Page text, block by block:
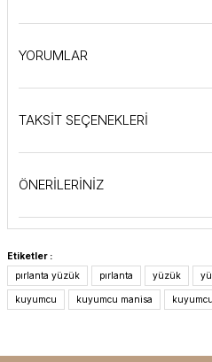
YORUMLAR
TAKSİT SEÇENEKLERİ
ÖNERİLERİNİZ
Etiketler :
pırlanta yüzük
pırlanta yüzük
kuyumcu kuyumcu manisa